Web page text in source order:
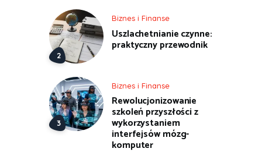
Biznes i Finanse
Uszlachetnianie czynne:
praktyczny przewodnik
Biznes i Finanse
Rewolucjonizowanie
szkoleń przyszłości z
wykorzystaniem
interfejsów mózg-
komputer